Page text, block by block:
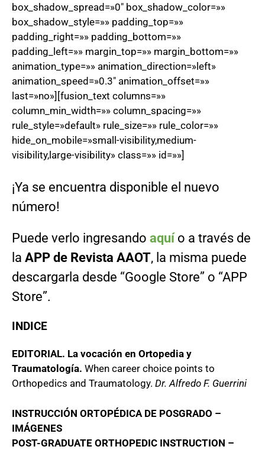
box_shadow_spread=»0″ box_shadow_color=»»
box_shadow_style=»» padding_top=»»
padding_right=»» padding_bottom=»»
padding_left=»» margin_top=»» margin_bottom=»»
animation_type=»» animation_direction=»left»
animation_speed=»0.3″ animation_offset=»»
last=»no»][fusion_text columns=»»
column_min_width=»» column_spacing=»»
rule_style=»default» rule_size=»» rule_color=»»
hide_on_mobile=»small-visibility,medium-
visibility,large-visibility» class=»» id=»»]
¡Ya se encuentra disponible el nuevo
número!
Puede verlo ingresando aquí o a través de
la APP de Revista AAOT, la misma puede
descargarla desde “Google Store” o “APP
Store”.
INDICE
EDITORIAL. La vocación en Ortopedia y
Traumatología. When career choice points to
Orthopedics and Traumatology. Dr. Alfredo F. Guerrini
INSTRUCCIÓN ORTOPÉDICA DE POSGRADO –
IMÁGENES
POST-GRADUATE ORTHOPEDIC INSTRUCTION –